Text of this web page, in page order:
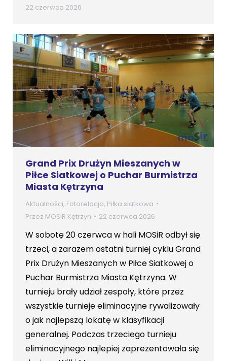
22 czerwca 2026
Grand Prix Drużyn Mieszanych w
Piłce Siatkowej o Puchar Burmistrza
Miasta Kętrzyna
Aktualności, Fotorelacja, Piłka siatkowa
Przez MOSiR Kętrzyn 22 czerwca 2026
W sobotę 20 czerwca w hali MOSiR odbył się
trzeci, a zarazem ostatni turniej cyklu Grand
Prix Drużyn Mieszanych w Piłce Siatkowej o
Puchar Burmistrza Miasta Kętrzyna. W
turnieju brały udział zespoły, które przez
wszystkie turnieje eliminacyjne rywalizowały
o jak najlepszą lokatę w klasyfikacji
generalnej. Podczas trzeciego turnieju
eliminacyjnego najlepiej zaprezentowała się